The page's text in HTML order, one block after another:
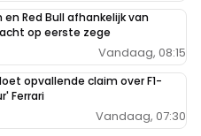
Red Bull afhankelijk van
op eerste zege
Vandaag, 08:15
opvallende claim over F1-
Ferrari
Vandaag, 07:30